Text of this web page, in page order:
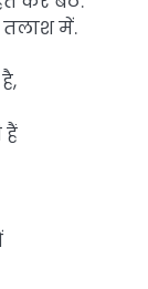
तलाश में.
हैं